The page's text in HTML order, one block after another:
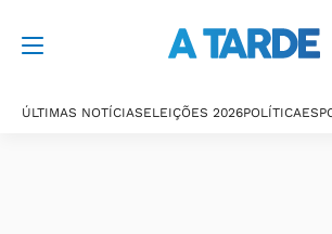
ÚLTIMAS NOTÍCIASELEIÇÕES 2026POLÍTICA